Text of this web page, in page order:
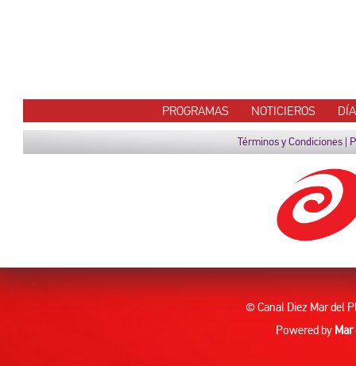
PROGRAMAS NOTICIEROS
Términos y Condiciones |
© Canal Diez Mar del
Powered by